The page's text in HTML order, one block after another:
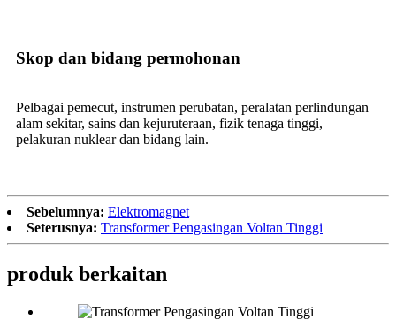
Skop dan bidang permohonan
Pelbagai pemecut, instrumen perubatan, peralatan perlindungan
alam sekitar, sains dan kejuruteraan, fizik tenaga tinggi,
pelakuran nuklear dan bidang lain.
Sebelumnya: Elektromagnet
Seterusnya: Transformer Pengasingan Voltan Tinggi
produk berkaitan